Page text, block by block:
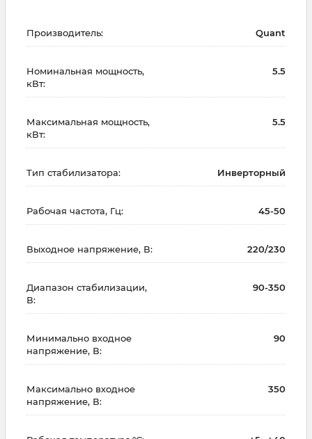
Производитель: Quant
Номинальная мощность,
кВт:
5.5
Максимальная мощность,
кВт:
5.5
Тип стабилизатора: Инверторный
Рабочая частота, Гц: 45-50
Выходное напряжение, В: 220/230
Диапазон стабилизации,
В:
90-350
Минимально входное
напряжение, В:
90
Максимально входное
напряжение, В:
350